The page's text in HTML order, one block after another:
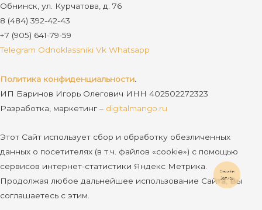
Обнинск, ул. Курчатова, д. 76
8 (484) 392-42-43
+7 (905) 641-79-59
Telegram Odnoklassniki Vk Whatsapp
Онлайн
Запись
Политика конфиденциальности.
ИП Баринов Игорь Олегович ИНН 402502272323
Разработка, маркетинг – digitalmango.ru
Этот Сайт использует сбор и обработку обезличенных
данных о посетителях (в т.ч. файлов «cookie») с помощью
сервисов интернет-статистики Яндекс Метрика.
Продолжая любое дальнейшее использование Сайта, Вы
соглашаетесь с этим.